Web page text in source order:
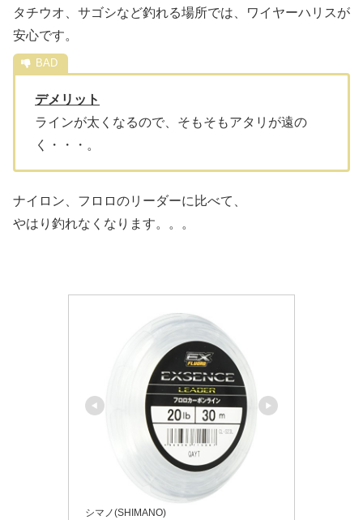
タチウオ、サゴシなど釣れる場所では、ワイヤーハリスが
安心です。
デメリット
ラインが太くなるので、そもそもアタリが遠の
く・・・。
ナイロン、フロロのリーダーに比べて、
やはり釣れなくなります。。。
シマノ(SHIMANO)